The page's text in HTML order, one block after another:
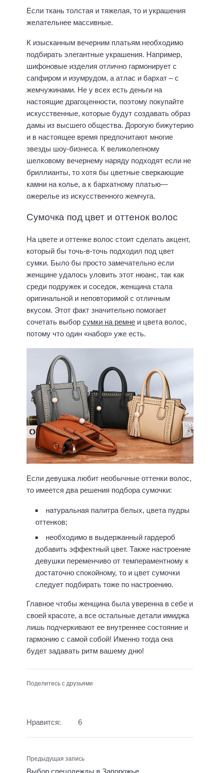
Если ткань толстая и тяжелая, то и украшения
желательнее массивные.
К изысканным вечерним платьям необходимо
подбирать элегантные украшения. Например,
шифоновые изделия отлично гармонирует с
сапфиром и изумрудом, а атлас и бархат – с
жемчужинами. Не у всех есть деньги на
настоящие драгоценности, поэтому покупайте
искусственные, которые будут создавать образ
дамы из высшего общества. Дорогую бижутерию
и в настоящее время предпочитают многие
звезды шоу-бизнеса. К великолепному
шелковому вечернему наряду подходят если не
бриллианты, то хотя бы цветные сверкающие
камни на колье, а к бархатному платью—
ожерелье из искусственного жемчуга.
Сумочка под цвет и оттенок волос
На цвете и оттенке волос стоит сделать акцент,
который бы точь-в-точь подходил под цвет
сумки. Было бы просто замечательно если
женщине удалось уловить этот нюанс, так как
среди подружек и соседок, женщина стала
оригинальной и неповторимой с отличным
вкусом. Этот факт значительно помогает
сочетать выбор сумки на ремне и цвета волос,
потому что один «набор» уже есть.
Если девушка любит необычные оттенки волос,
то имеется два решения подбора сумочки:
натуральная палитра белых, цвета пудры
оттенков;
необходимо в выдержанный гардероб
добавить эффектный цвет. Также настроение
девушки переменчиво от темпераментному к
достаточно спокойному, то и цвет сумочки
следует подбирать тоже по настроению.
Главное чтобы женщина была уверенна в себе и
своей красоте, а все остальные детали имиджа
лишь подчеркивают ее внутреннее состояние и
гармонию с самой собой! Именно тогда она
будет задавать ритм вашему дню!
Поделитесь с друзьями
Нравится: 6
Предыдущая запись